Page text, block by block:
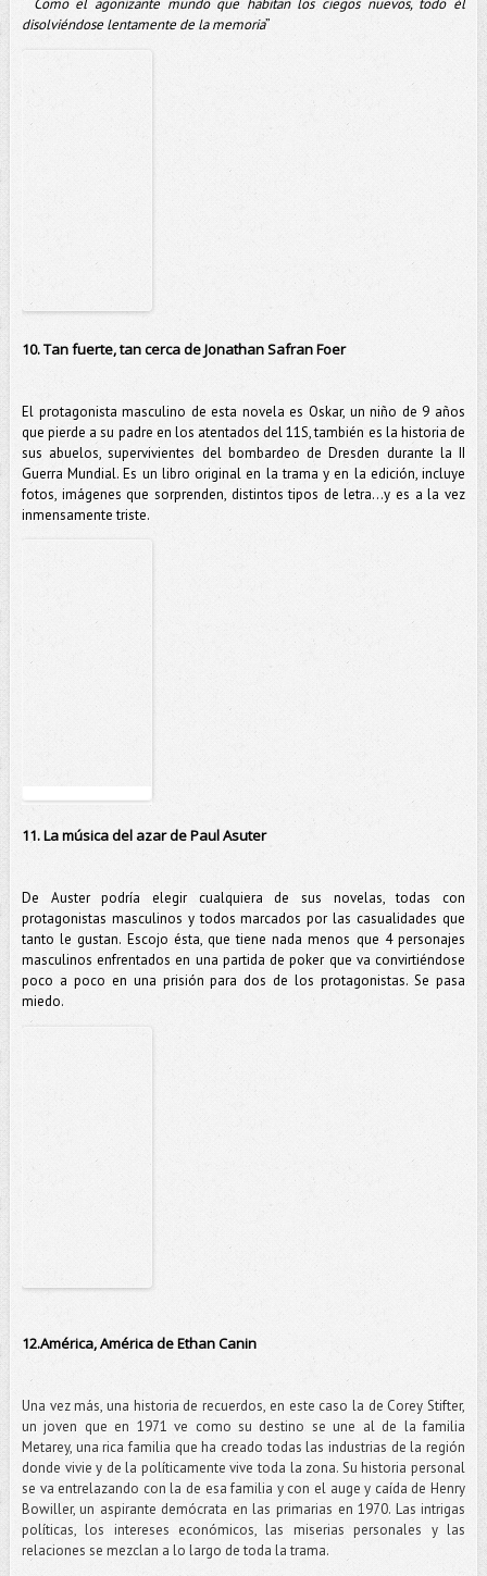
“ Como el agonizante mundo que habitan los ciegos nuevos, todo él
disolviéndose lentamente de la memoria”
10. Tan fuerte, tan cerca de Jonathan Safran Foer
El protagonista masculino de esta novela es Oskar, un niño de 9 años
que pierde a su padre en los atentados del 11S, también es la historia de
sus abuelos, supervivientes del bombardeo de Dresden durante la II
Guerra Mundial. Es un libro original en la trama y en la edición, incluye
fotos, imágenes que sorprenden, distintos tipos de letra…y es a la vez
inmensamente triste.
11. La música del azar de Paul Asuter
De Auster podría elegir cualquiera de sus novelas, todas con
protagonistas masculinos y todos marcados por las casualidades que
tanto le gustan. Escojo ésta, que tiene nada menos que 4 personajes
masculinos enfrentados en una partida de poker que va convirtiéndose
poco a poco en una prisión para dos de los protagonistas. Se pasa
miedo.
12.América, América de Ethan Canin
Una vez más, una historia de recuerdos, en este caso la de Corey Stifter,
un joven que en 1971 ve como su destino se une al de la familia
Metarey, una rica familia que ha creado todas las industrias de la región
donde vivie y de la políticamente vive toda la zona. Su historia personal
se va entrelazando con la de esa familia y con el auge y caída de Henry
Bowiller, un aspirante demócrata en las primarias en 1970. Las intrigas
políticas, los intereses económicos, las miserias personales y las
relaciones se mezclan a lo largo de toda la trama.